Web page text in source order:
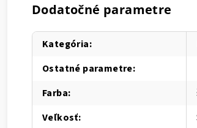
Dodatočné parametre
Kategória:
Ostatné parametre:
Farba:
Veľkosť: